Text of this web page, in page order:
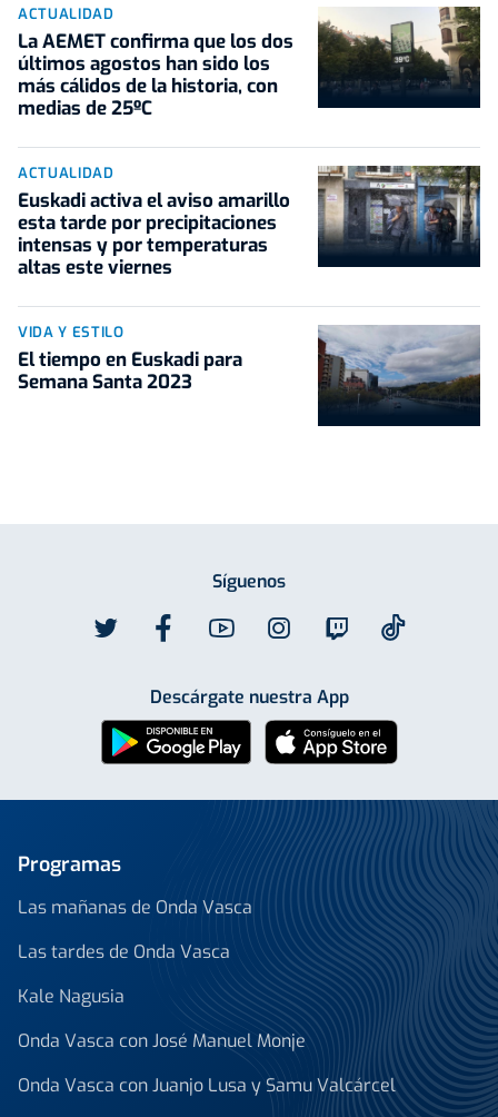
ACTUALIDAD
La AEMET confirma que los dos
últimos agostos han sido los
más cálidos de la historia, con
medias de 25ºC
ACTUALIDAD
Euskadi activa el aviso amarillo
esta tarde por precipitaciones
intensas y por temperaturas
altas este viernes
VIDA Y ESTILO
El tiempo en Euskadi para
Semana Santa 2023
Síguenos
Descárgate nuestra App
Programas
Las mañanas de Onda Vasca
Las tardes de Onda Vasca
Kale Nagusia
Onda Vasca con José Manuel Monje
Onda Vasca con Juanjo Lusa y Samu Valcárcel